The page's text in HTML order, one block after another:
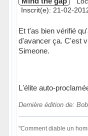
Inscrit(e): 21-02-
Et t'as bien vérifié
d'avancer ça. C'est
Simeone.
L'élite auto-
Dernière édition de:
"Comment diable un